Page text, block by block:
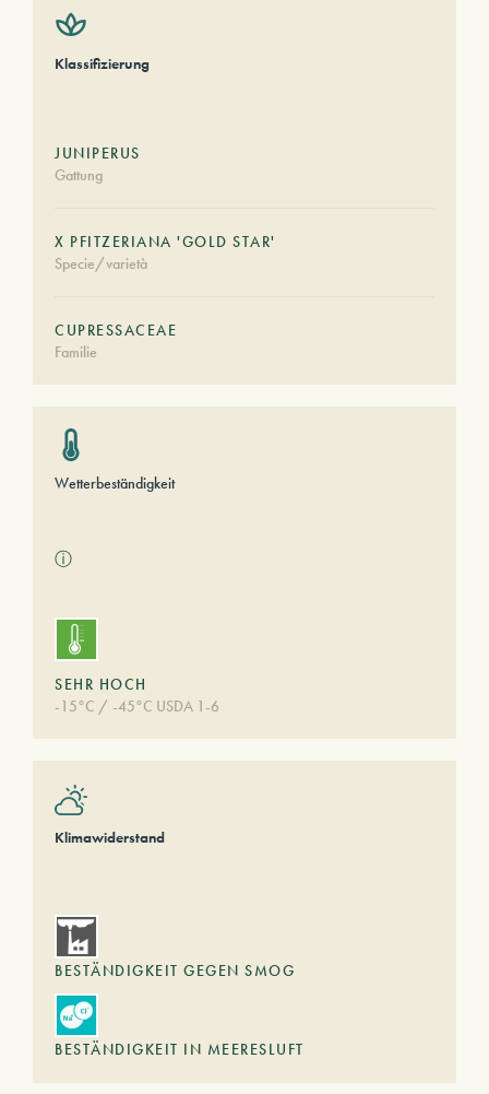
Klassifizierung
JUNIPERUS
Gattung
X PFITZERIANA 'GOLD STAR'
Specie/varietà
CUPRESSACEAE
Familie
Wetterbeständigkeit
ⓘ
SEHR HOCH
-15°C / -45°C USDA 1-6
Klimawiderstand
BESTÄNDIGKEIT GEGEN SMOG
BESTÄNDIGKEIT IN MEERESLUFT